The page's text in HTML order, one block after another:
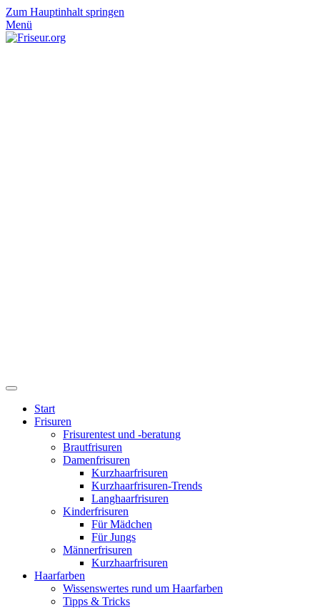
Zum Hauptinhalt springen
Menü
Start
Frisuren
Frisurentest und -beratung
Brautfrisuren
Damenfrisuren
Kurzhaarfrisuren
Kurzhaarfrisuren-Trends
Langhaarfrisuren
Kinderfrisuren
Für Mädchen
Für Jungs
Männerfrisuren
Kurzhaarfrisuren
Haarfarben
Wissenswertes rund um Haarfarben
Tipps & Tricks